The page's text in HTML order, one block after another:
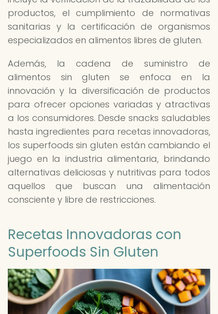
productos, el cumplimiento de normativas
sanitarias y la certificación de organismos
especializados en alimentos libres de gluten.
Además, la cadena de suministro de
alimentos sin gluten se enfoca en la
innovación y la diversificación de productos
para ofrecer opciones variadas y atractivas
a los consumidores. Desde snacks saludables
hasta ingredientes para recetas innovadoras,
los superfoods sin gluten están cambiando el
juego en la industria alimentaria, brindando
alternativas deliciosas y nutritivas para todos
aquellos que buscan una alimentación
consciente y libre de restricciones.
Recetas Innovadoras con
Superfoods Sin Gluten